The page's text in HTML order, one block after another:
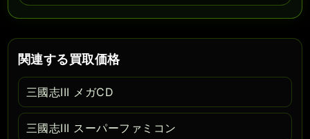
関連する買取価格
三國志III メガCD
三國志III スーパーファミコン